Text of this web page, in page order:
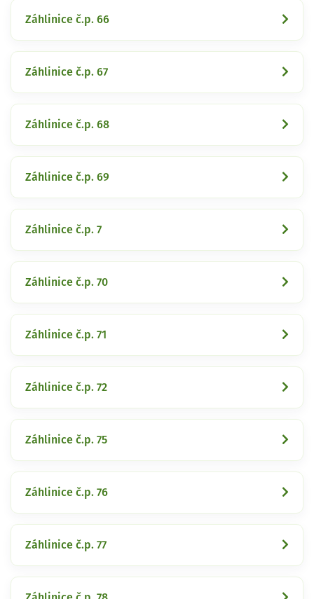
Záhlinice č.p. 66
Záhlinice č.p. 67
Záhlinice č.p. 68
Záhlinice č.p. 69
Záhlinice č.p. 7
Záhlinice č.p. 70
Záhlinice č.p. 71
Záhlinice č.p. 72
Záhlinice č.p. 75
Záhlinice č.p. 76
Záhlinice č.p. 77